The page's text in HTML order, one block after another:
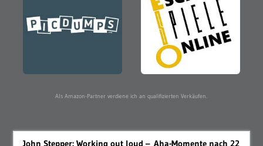
Als Amazon-Partner verdiene ich an qualifizierten Verkäufen.
John Stepper: Working out loud – Aha-Momente nach 22